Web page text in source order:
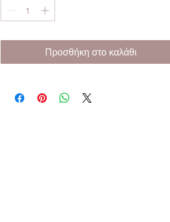
Προσθήκη στο καλάθι